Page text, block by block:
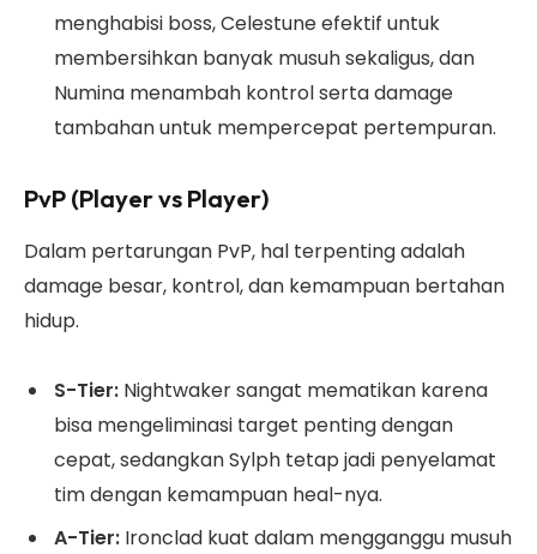
menghabisi boss, Celestune efektif untuk
membersihkan banyak musuh sekaligus, dan
Numina menambah kontrol serta damage
tambahan untuk mempercepat pertempuran.
PvP (Player vs Player)
Dalam pertarungan PvP, hal terpenting adalah
damage besar, kontrol, dan kemampuan bertahan
hidup.
S-Tier: Nightwaker sangat mematikan karena
bisa mengeliminasi target penting dengan
cepat, sedangkan Sylph tetap jadi penyelamat
tim dengan kemampuan heal-nya.
A-Tier: Ironclad kuat dalam mengganggu musuh